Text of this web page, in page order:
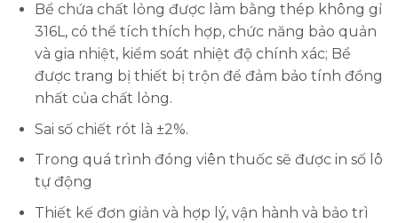
Bể chứa chất lỏng được làm bằng thép không gỉ
316L, có thể tích thích hợp, chức năng bảo quản
và gia nhiệt, kiểm soát nhiệt độ chính xác; Bể
được trang bị thiết bị trộn để đảm bảo tính đồng
nhất của chất lỏng.
Sai số chiết rót là ±2%.
Trong quá trình đóng viên thuốc sẽ được in số lô
tự động
Thiết kế đơn giản và hợp lý, vận hành và bảo trì